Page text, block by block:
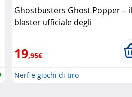
Ghostbusters Ghost Popper – il
blaster ufficiale degli
19,95€
Nerf e giochi di tiro